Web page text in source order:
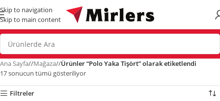
Skip to navigation
Skip to main content
Ana Sayfa/ Mağaza/ Ürünler “Polo Yaka Tişört” olarak etiketlendi
17 sonucun tümü gösteriliyor
Filtreler